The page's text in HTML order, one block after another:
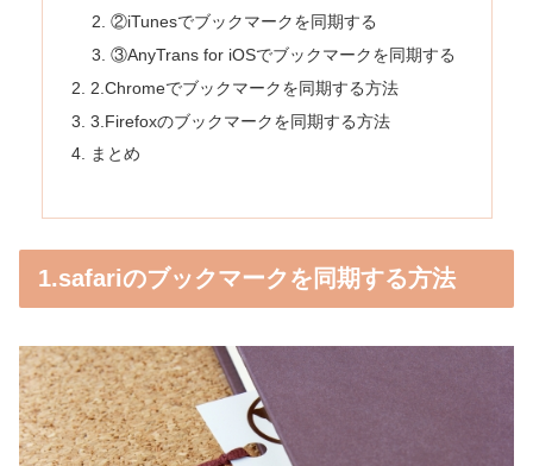
②iTunesでブックマークを同期する
③AnyTrans for iOSでブックマークを同期する
2.Chromeでブックマークを同期する方法
3.Firefoxのブックマークを同期する方法
まとめ
1.safariのブックマークを同期する方法